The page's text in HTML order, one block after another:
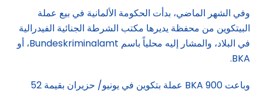
وفي الشهر الماضي، بدأت الحكومة الألمانية في بيع عملة
البيتكوين من محفظة يديرها مكتب الشرطة الجنائية الفيدرالية
في البلاد، والمشار إليه محلياً باسم Bundeskriminalamt، أو
BKA.
وباعت BKA 900 عملة بتكوين في يونيو/ حزيران بقيمة 52